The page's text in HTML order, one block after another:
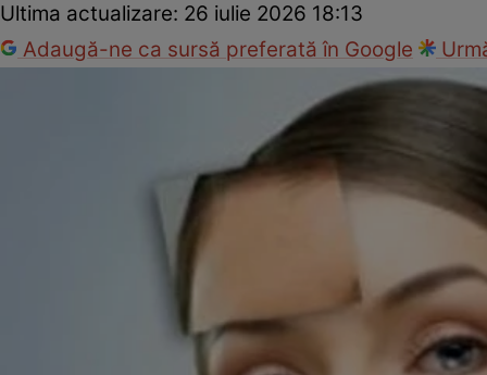
Ultima actualizare: 26 iulie 2026 18:13
Adaugă-ne ca sursă preferată în Google